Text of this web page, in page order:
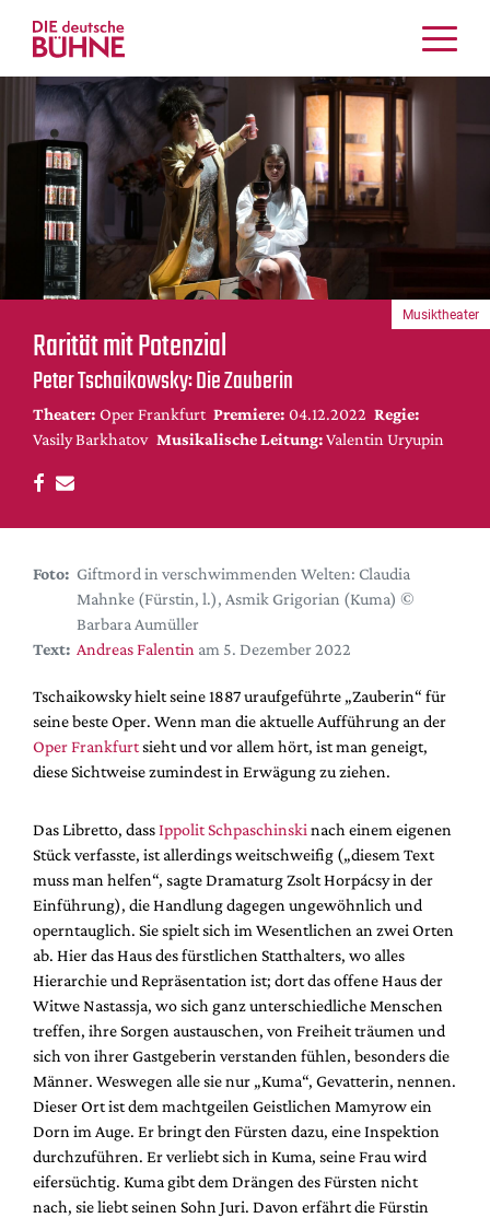
Kritiken
Schauspiel
Musiktheater
Tanz
Crossover
Bühnenwelt
Festivals & Veranstaltungen
Menschen & Theater
Themen
Internationales
Nachrufe
DdB-map
Premierensuche
Festival-Planer
Hefte
Alle Hefte
Leseproben
Podcast
Shop / Abo
Newsletter
Redaktion
Autor:innen
Partner
Mediadaten
Suche
Rarität mit Potenzial
Peter Tschaikowsky: Die Zauberin
Theater: Oper Frankfurt Premiere: 04.12.2022 Regie:
Vasily Barkhatov Musikalische Leitung: Valentin Uryupin
Musiktheater
Foto: Giftmord in verschwimmenden Welten: Claudia
Mahnke (Fürstin, l.), Asmik Grigorian (Kuma) ©
Barbara Aumüller
Text: Andreas Falentin am 5. Dezember 2022
Tschaikowsky hielt seine 1887 uraufgeführte „Zauberin“ für
seine beste Oper. Wenn man die aktuelle Aufführung an der
Oper Frankfurtsieht und vor allem hört, ist man geneigt,
diese Sichtweise zumindest in Erwägung zu ziehen.
Das Libretto, dassIppolit Schpaschinski nach einem eigenen
Stück verfasste, ist allerdings weitschweifig („diesem Text
muss man helfen“, sagte Dramaturg Zsolt Horpácsy in der
Einführung), die Handlung dagegen ungewöhnlich und
operntauglich. Sie spielt sich im Wesentlichen an zwei Orten
ab. Hier das Haus des fürstlichen Statthalters, wo alles
Hierarchie und Repräsentation ist; dort das offene Haus der
Witwe Nastassja, wo sich ganz unterschiedliche Menschen
treffen, ihre Sorgen austauschen, von Freiheit träumen und
sich von ihrer Gastgeberin verstanden fühlen, besonders die
Männer. Weswegen alle sie nur „Kuma“, Gevatterin, nennen.
Dieser Ort ist dem machtgeilen Geistlichen Mamyrow ein
Dorn im Auge. Er bringt den Fürsten dazu, eine Inspektion
durchzuführen. Er verliebt sich in Kuma, seine Frau wird
eifersüchtig. Kuma gibt dem Drängen des Fürsten nicht
nach, sie liebt seinen Sohn Juri. Davon erfährt die Fürstin